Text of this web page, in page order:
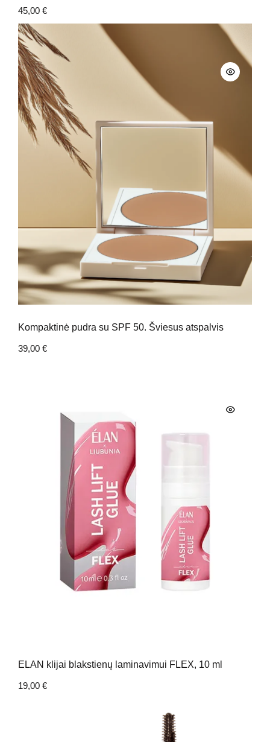
45,00 €
Kompaktinė pudra su SPF 50. Šviesus atspalvis
39,00 €
ELAN klijai blakstienų laminavimui FLEX, 10 ml
19,00 €